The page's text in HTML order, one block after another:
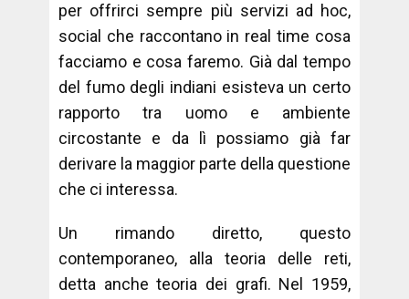
per offrirci sempre più servizi ad hoc,
social che raccontano in real time cosa
facciamo e cosa faremo. Già dal tempo
del fumo degli indiani esisteva un certo
rapporto tra uomo e ambiente
circostante e da lì possiamo già far
derivare la maggior parte della questione
che ci interessa.
Un rimando diretto, questo
contemporaneo, alla teoria delle reti,
detta anche teoria dei grafi. Nel 1959,